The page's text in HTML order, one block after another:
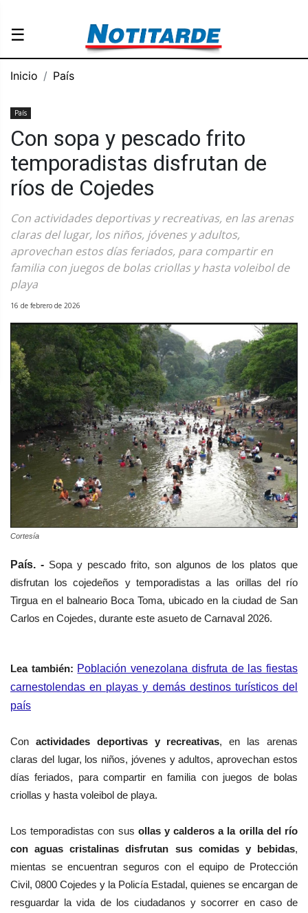
☰
Inicio País
País
Con sopa y pescado frito
temporadistas disfrutan de
ríos de Cojedes
Con actividades deportivas y recreativas, en las arenas
claras del lugar, los niños, jóvenes y adultos,
aprovechan estos días feriados, para compartir en
familia con juegos de bolas criollas y hasta voleibol de
playa
16 de febrero de 2026
Cortesía
País. - Sopa y pescado frito, son algunos de los platos que
disfrutan los cojedeños y temporadistas a las orillas del río
Tirgua en el balneario Boca Toma, ubicado en la ciudad de San
Carlos en Cojedes, durante este asueto de Carnaval 2026.
Lea también: Población venezolana disfruta de las fiestas
carnestolendas en playas y demás destinos turísticos del
país
Con actividades deportivas y recreativas, en las arenas
claras del lugar, los niños, jóvenes y adultos, aprovechan estos
días feriados, para compartir en familia con juegos de bolas
criollas y hasta voleibol de playa.
Los temporadistas con sus ollas y calderos a la orilla del río
con aguas cristalinas disfrutan sus comidas y bebidas,
mientas se encuentran seguros con el equipo de Protección
Civil, 0800 Cojedes y la Policía Estadal, quienes se encargan de
resguardar la vida de los ciudadanos y socorrer en caso de